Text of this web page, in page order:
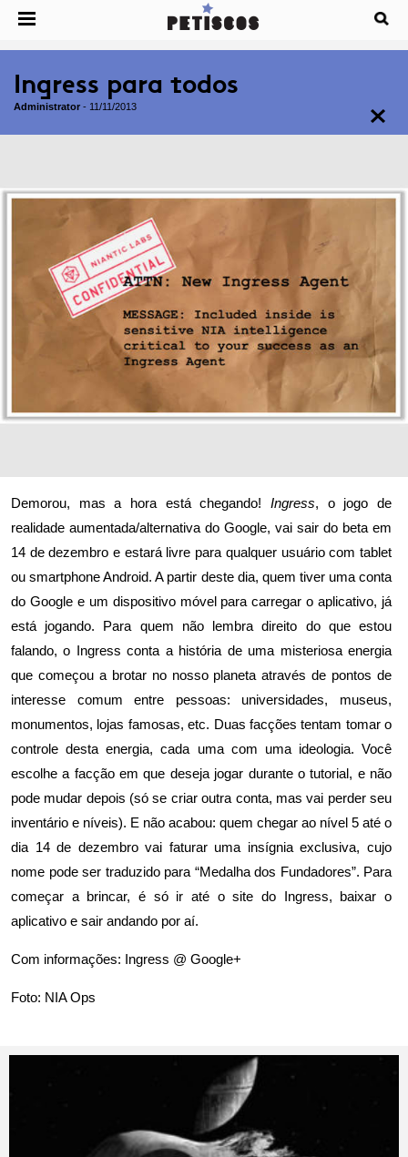
Ingress para todos
Administrator - 11/11/2013
Demorou, mas a hora está chegando! Ingress, o jogo de
realidade aumentada/alternativa do Google, vai sair do beta em
14 de dezembro e estará livre para qualquer usuário com tablet
ou smartphone Android. A partir deste dia, quem tiver uma conta
do Google e um dispositivo móvel para carregar o aplicativo, já
está jogando. Para quem não lembra direito do que estou
falando,o Ingress conta a história de uma misteriosa energia
que começou a brotar no nosso planeta através de pontos de
interesse comum entre pessoas: universidades, museus,
monumentos, lojas famosas, etc. Duas facções tentam tomar o
controle desta energia, cada uma com uma ideologia. Você
escolhe a facção em que deseja jogar durante o tutorial, e não
pode mudar depois (só se criar outra conta, mas vai perder seu
inventário e níveis). E não acabou: quem chegar ao nível 5 até o
dia 14 de dezembro vai faturar uma insígnia exclusiva, cujo
nome pode ser traduzido para “Medalha dos Fundadores”. Para
começar a brincar, é só ir até o site do Ingress, baixar o
aplicativo e sair andando por aí.
Com informações: Ingress @ Google+
Foto: NIA Ops